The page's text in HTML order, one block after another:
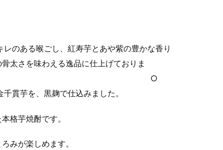
レのある喉ごし、紅寿芋とあや紫の豊かな香り
太さを味わえる逸品に仕上げておりま
○
千貫芋を、黒麹で仕込みました。
格芋焼酎です。
みが楽しめます。